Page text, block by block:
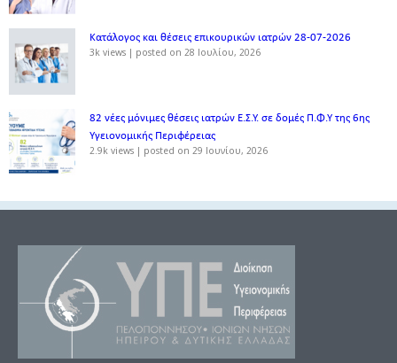
Κατάλογος και θέσεις επικουρικών ιατρών 28-07-2026
3k views | posted on 28 Ιουλίου, 2026
82 νέες μόνιμες θέσεις ιατρών Ε.Σ.Υ. σε δομές Π.Φ.Υ της 6ης
Υγειονομικής Περιφέρειας
2.9k views | posted on 29 Ιουνίου, 2026